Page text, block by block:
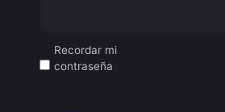
Recordar mi
contraseña